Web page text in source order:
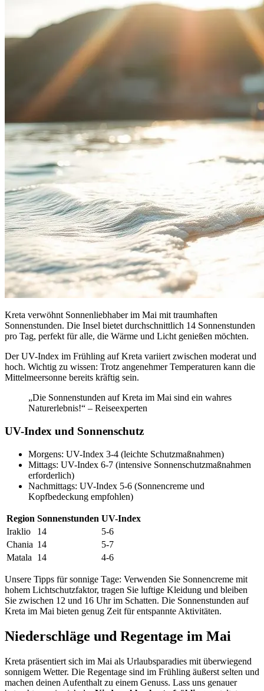
Kreta verwöhnt Sonnenliebhaber im Mai mit traumhaften
Sonnenstunden. Die Insel bietet durchschnittlich 14 Sonnenstunden
pro Tag, perfekt für alle, die Wärme und Licht genießen möchten.
Der UV-Index im Frühling auf Kreta variiert zwischen moderat und
hoch. Wichtig zu wissen: Trotz angenehmer Temperaturen kann die
Mittelmeersonne bereits kräftig sein.
„Die Sonnenstunden auf Kreta im Mai sind ein wahres
Naturerlebnis!“ – Reiseexperten
UV-Index und Sonnenschutz
Morgens: UV-Index 3-4 (leichte Schutzmaßnahmen)
Mittags: UV-Index 6-7 (intensive Sonnenschutzmaßnahmen
erforderlich)
Nachmittags: UV-Index 5-6 (Sonnencreme und
Kopfbedeckung empfohlen)
Region Sonnenstunden UV-Index
Iraklio
14
5-6
Chania 14
5-7
Matala
14 4-6
Unsere Tipps für sonnige Tage: Verwenden Sie Sonnencreme mit
hohem Lichtschutzfaktor, tragen Sie luftige Kleidung und bleiben
Sie zwischen 12 und 16 Uhr im Schatten. Die Sonnenstunden auf
Kreta im Mai bieten genug Zeit für entspannte Aktivitäten.
Niederschläge und Regentage im Mai
Kreta präsentiert sich im Mai als Urlaubsparadies mit überwiegend
sonnigem Wetter. Die Regentage sind im Frühling äußerst selten und
machen deinen Aufenthalt zu einem Genuss. Lass uns genauer